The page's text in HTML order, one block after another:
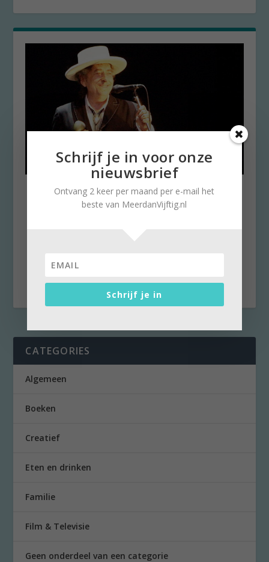
Bob Dylan geeft woorden
CATEGORIES
Algemeen
Boeken
Creatief
Eten en drinken
Familie
Film & Televisie
Geen onderdeel van een categorie
Schrijf je in voor onze
nieuwsbrief
Ontvang 2 keer per maand per e-mail het
beste van MeerdanVijftig.nl
Schrijf je in